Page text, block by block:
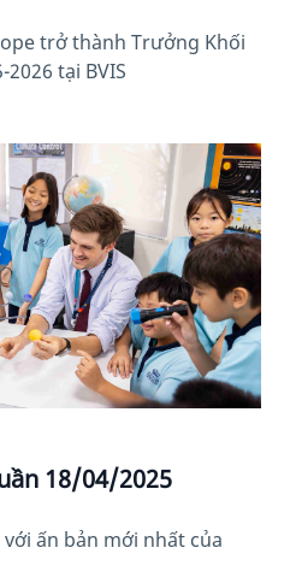
trở thành Trưởng Khối
tại BVIS
18/04/2025
ấn bản mới nhất của